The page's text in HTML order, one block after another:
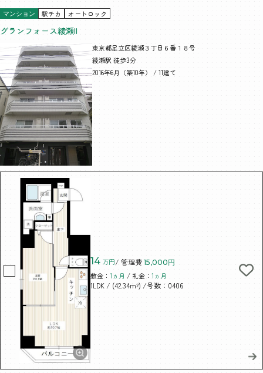
マンション 駅チカ オートロック
グランフォース綾瀬II
東京都足立区綾瀬３丁目６番１８号
綾瀬駅 徒歩3分
2016年6月（築10年） / 11建て
14 万円/ 管理費 15,000円
敷金：1ヵ月 / 礼金：1ヵ月
1LDK / (42.34m²) /号数：0406